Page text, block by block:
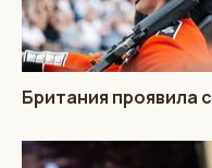
Британия проявила